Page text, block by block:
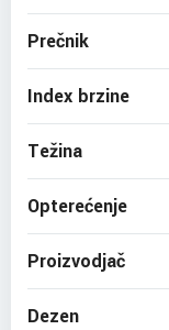
Prečnik
Index brzine
Težina
Opterećenje
Proizvodjač
Dezen